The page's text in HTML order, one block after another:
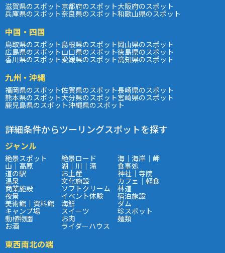
滋賀県のスポット京都府のスポット大阪府のスポット
兵庫県のスポット奈良県のスポット和歌山県のスポット
中国・四国
鳥取県のスポット島根県のスポット岡山県のスポット
広島県のスポット山口県のスポット徳島県のスポット
香川県のスポット愛媛県のスポット高知県のスポット
九州・沖縄
福岡県のスポット佐賀県のスポット長崎県のスポット
熊本県のスポット大分県のスポット宮崎県のスポット
鹿児島県のスポット沖縄県のスポット
詳細条件からツーリングスポットを探す
ジャンル
絶景スポット 絶景ロード 海｜海岸｜岬
山｜高原 湖｜川｜滝 食事処
道の駅 お土産 神社｜寺院
温泉 文化施設 カフェ｜軽食
商業施設 ソフトクリーム 林道
夜景 イベント体験 宿泊施設
美術館｜資料館 海鮮 ダム
キャンプ場 スイーツ 珍スポット
動植物園 お肉 麺類
お酒 ライダーハウス
東西南北の端